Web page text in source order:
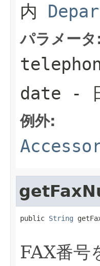
内
パラメータ
date -
例外:
public String
FAX番号